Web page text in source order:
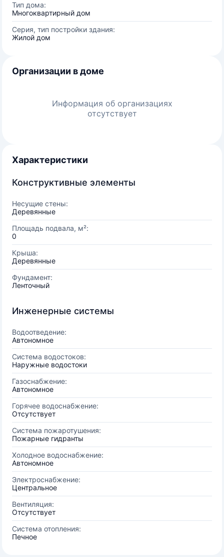
Тип дома:
Многоквартирный дом
Серия, тип постройки здания:
Жилой дом
Организации в доме
Информация об организациях
отсутствует
Характеристики
Конструктивные элементы
Несущие стены:
Деревянные
Площадь подвала, м²:
0
Крыша:
Деревянные
Фундамент:
Ленточный
Инженерные системы
Водоотведение:
Автономное
Система водостоков:
Наружные водостоки
Газоснабжение:
Автономное
Горячее водоснабжение:
Отсутствует
Система пожаротушения:
Пожарные гидранты
Холодное водоснабжение:
Автономное
Электроснабжение:
Центральное
Вентиляция:
Отсутствует
Система отопления:
Печное